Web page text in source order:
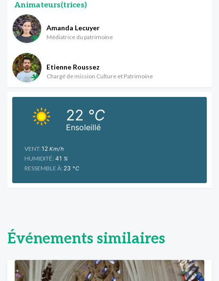
Animateurs(trices)
Amanda Lecuyer
Médiatrice du patrimoine
Etienne Roussez
Chargé de mission Culture et Patrimoine
Ensoleillé
22 °C
VENT: 12 Km/h
HUMIDITÉ: 41 %
RESSEMBLE À: 23 °C
Événements similaires